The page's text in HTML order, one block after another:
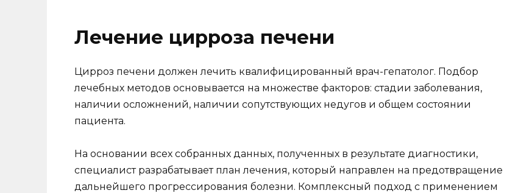
Лечение цирроза печени
Цирроз печени должен лечить квалифицированный врач-гепатолог. Подбор
лечебных методов основывается на множестве факторов: стадии заболевания,
наличии осложнений, наличии сопутствующих недугов и общем состоянии
пациента.
На основании всех собранных данных, полученных в результате диагностики,
специалист разрабатывает план лечения, который направлен на предотвращение
дальнейшего прогрессирования болезни. Комплексный подход с применением